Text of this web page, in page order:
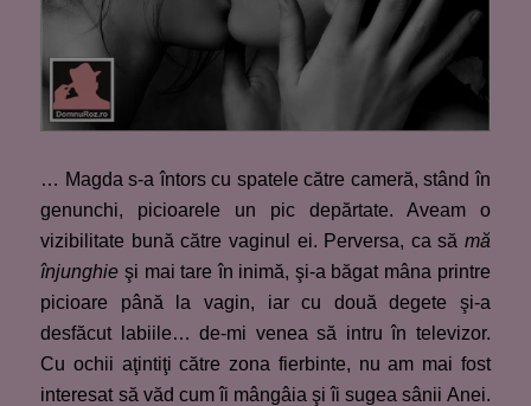
… Magda s-a întors cu spatele către cameră, stând în
genunchi, picioarele un pic depărtate. Aveam o
vizibilitate bună către vaginul ei. Perversa, ca să mă
înjunghie şi mai tare în inimă, şi-a băgat mâna printre
picioare până la vagin, iar cu două degete şi-a
desfăcut labiile… de-mi venea să intru în televizor.
Cu ochii aţintiţi către zona fierbinte, nu am mai fost
interesat să văd cum îi mângâia şi îi sugea sânii Anei.